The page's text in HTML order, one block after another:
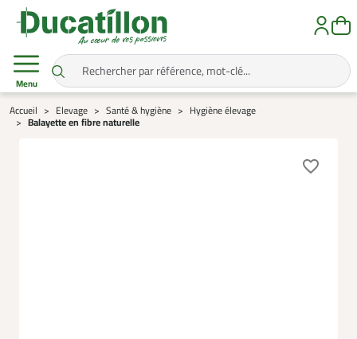
Menu
Accueil Elevage Santé & hygiène Hygiène élevage
Balayette en fibre naturelle
favorite_border